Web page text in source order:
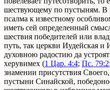
шествующему по пустыням. В
псалма к известному
иметь сей определенный
шествия победителей или
путь, так церкви Иудейская и
духовною радостию да
херувимех (1 Цар. 4:4; Пс. 79:2;
знамении присутствия
пустыни Синайской,